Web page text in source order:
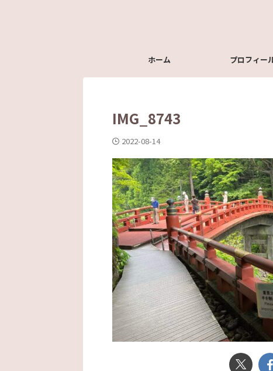
ホーム プロフィー
IMG_8743
2022-08-14